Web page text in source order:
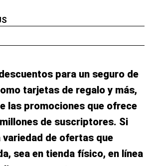
para un seguro de
tarjetas de regalo y más,
las promociones que ofrece
de suscriptores. Si
variedad de ofertas que
sea en tienda físico, en línea